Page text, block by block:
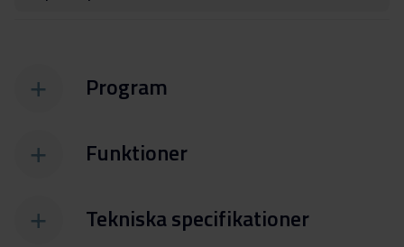
Program
Funktioner
Tekniska specifikationer